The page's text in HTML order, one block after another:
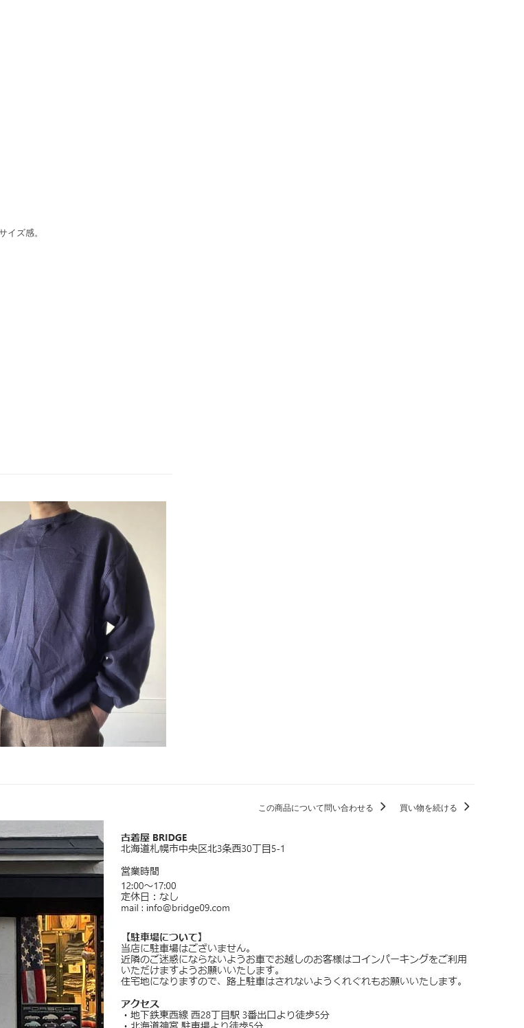
イズ感。
この商品について問い合わせる 買い物を続ける